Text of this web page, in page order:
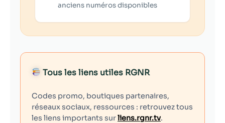
anciens numéros disponibles
Tous les liens utiles RGNR
Codes promo, boutiques partenaires,
réseaux sociaux, ressources : retrouvez tous
les liens importants surliens.rgnr.tv.